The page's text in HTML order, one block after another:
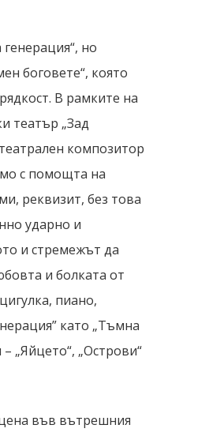
но
боговете“, която
В рамките на
театър „Зад
композитор
с помощта на
реквизит, без това
ударно и
и стремежът да
и болката от
пиано,
като „Тъмна
„Яйцето“, „Острови“
във вътрешния